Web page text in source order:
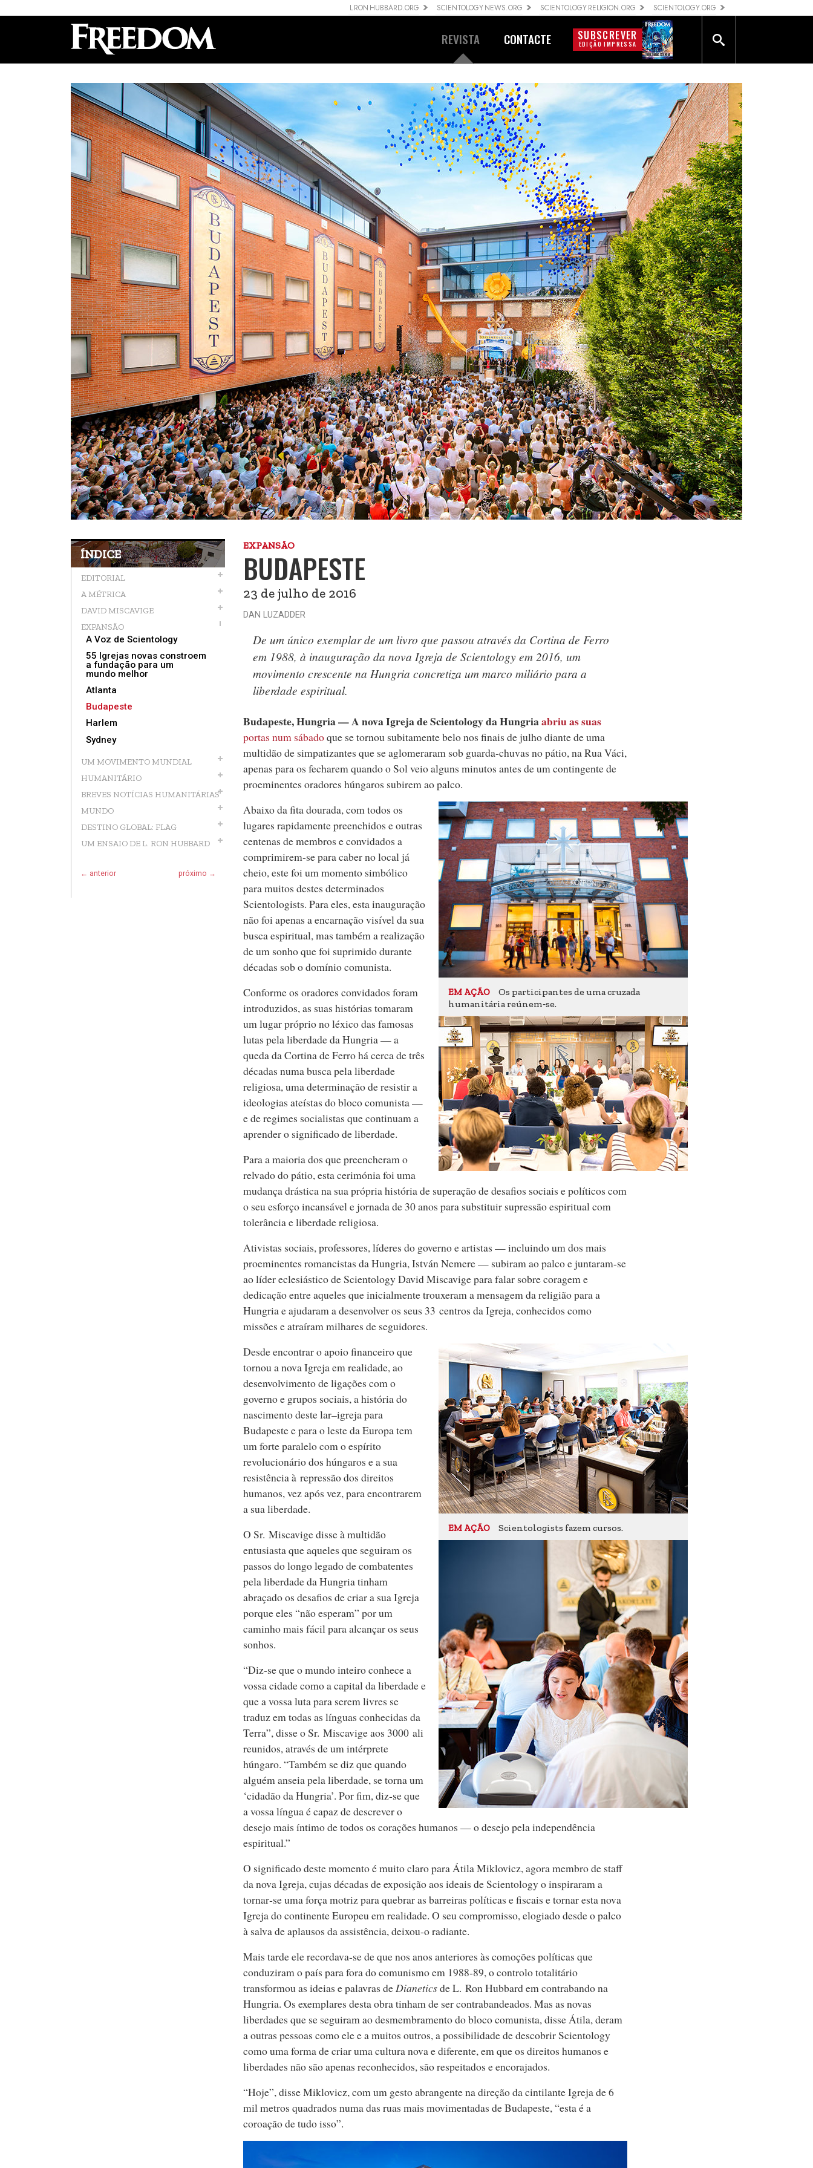
L RON HUBBARD.ORG SCIENTOLOGY NEWS.ORG SCIENTOLOGY RELIGION.ORG SCIENTOLOGY.ORG
REVISTA CONTACTE SUBSCREVER
EDIÇÃO IMPRESSA
ÍNDICE
EDITORIAL
A MÉTRICA
DAVID MISCAVIGE
EXPANSÃO
A Voz de Scientology
55 Igrejas novas constroem
a fundação para um
mundo melhor
Atlanta
Budapeste
Harlem
Sydney
UM MOVIMENTO MUNDIAL
HUMANITÁRIO
BREVES NOTÍCIAS HUMANITÁRIAS
MUNDO
DESTINO GLOBAL: FLAG
UM ENSAIO DE L. RON HUBBARD
← anterior próximo →
EXPANSÃO
BUDAPESTE
23 de julho de 2016
DAN LUZADDER
De um único exemplar de um livro que passou através da Cortina de Ferro
em 1988, à inauguração da nova Igreja de Scientology em 2016, um
movimento crescente na Hungria concretiza um marco miliário para a
liberdade espiritual.
Budapeste, Hungria — A nova Igreja de Scientology da Hungriaabriu as suas
portas num sábadoque se tornou subitamente belo nos finais de julho diante de uma
multidão de simpatizantes que se aglomeraram sob guarda‑chuvas no pátio, na Rua Váci,
apenas para os fecharem quando o Sol veio alguns minutos antes de um contingente de
proeminentes oradores húngaros subirem ao palco.
EM AÇÃO
Os participantes de uma cruzada
humanitária reúnem‑se.
Abaixo da fita dourada, com todos os
lugares rapidamente preenchidos e outras
centenas de membros e convidados a
comprimirem‑se para caber no local já
cheio, este foi um momento simbólico
para muitos destes determinados
Scientologists. Para eles, esta inauguração
não foi apenas a encarnação visível da sua
busca espiritual, mas também a realização
de um sonho que foi suprimido durante
décadas sob o domínio comunista.
Conforme os oradores convidados foram
introduzidos, as suas histórias tomaram
um lugar próprio no léxico das famosas
lutas pela liberdade da Hungria — a
queda da Cortina de Ferro há cerca de três
décadas numa busca pela liberdade
religiosa, uma determinação de resistir a
ideologias ateístas do bloco comunista —
e de regimes socialistas que continuam a
aprender o significado de liberdade.
Para a maioria dos que preencheram o
relvado do pátio, esta cerimónia foi uma
mudança drástica na sua própria história de superação de desafios sociais e políticos com
o seu esforço incansável e jornada de 30 anos para substituir supressão espiritual com
tolerância e liberdade religiosa.
Ativistas sociais, professores, líderes do governo e artistas — incluindo um dos mais
proeminentes romancistas da Hungria, István Nemere — subiram ao palco e juntaram-se
ao líder eclesiástico de Scientology David Miscavige para falar sobre coragem e
dedicação entre aqueles que inicialmente trouxeram a mensagem da religião para a
Hungria e ajudaram a desenvolver os seus 33 centros da Igreja, conhecidos como
missões e atraíram milhares de seguidores.
EM AÇÃO Scientologists fazem cursos.
Desde encontrar o apoio financeiro que
tornou a nova Igreja em realidade, ao
desenvolvimento de ligações com o
governo e grupos sociais, a história do
nascimento deste lar–igreja para
Budapeste e para o leste da Europa tem
um forte paralelo com o espírito
revolucionário dos húngaros e a sua
resistência à repressão dos direitos
humanos, vez após vez, para encontrarem
a sua liberdade.
O Sr. Miscavige disse à multidão
entusiasta que aqueles que seguiram os
passos do longo legado de combatentes
pela liberdade da Hungria tinham
abraçado os desafios de criar a sua Igreja
porque eles “não esperam” por um
caminho mais fácil para alcançar os seus
sonhos.
“Diz‑se que o mundo inteiro conhece a
vossa cidade como a capital da liberdade e
que a vossa luta para serem livres se
traduz em todas as línguas conhecidas da
Terra”, disse o Sr. Miscavige aos 3000 ali
reunidos, através de um intérprete
húngaro. “Também se diz que quando
alguém anseia pela liberdade, se torna um
‘cidadão da Hungria’. Por fim, diz‑se que
a vossa língua é capaz de descrever o
desejo mais íntimo de todos os corações humanos — o desejo pela independência
espiritual.”
O significado deste momento é muito claro para Átila Miklovicz, agora membro de staff
da nova Igreja, cujas décadas de exposição aos ideais de Scientology o inspiraram a
tornar‑se uma força motriz para quebrar as barreiras políticas e fiscais e tornar esta nova
Igreja do continente Europeu em realidade. O seu compromisso, elogiado desde o palco
à salva de aplausos da assistência, deixou‑o radiante.
Mais tarde ele recordava‑se de que nos anos anteriores às comoções políticas que
conduziram o país para fora do comunismo em 1988‑89, o controlo totalitário
transformou as ideias e palavras deDianeticsde L. Ron Hubbard em contrabando na
Hungria. Os exemplares desta obra tinham de ser contrabandeados. Mas as novas
liberdades que se seguiram ao desmembramento do bloco comunista, disse Átila, deram
a outras pessoas como ele e a muitos outros, a possibilidade de descobrir Scientology
como uma forma de criar uma cultura nova e diferente, em que os direitos humanos e
liberdades não são apenas reconhecidos, são respeitados e encorajados.
“Hoje”, disse Miklovicz, com um gesto abrangente na direção da cintilante Igreja de 6
mil metros quadrados numa das ruas mais movimentadas de Budapeste, “esta é a
coroação de tudo isso”.